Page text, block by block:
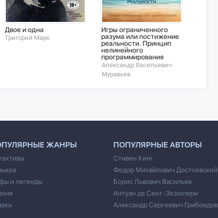
Двое и одна
Григорий Марк
Игры ограниченного
разума или постижение
реальности. Принцип
нелинейного
программирования
Александр Васильевич
Муравьев
ЖАНРЫ
и легенды
ПОПУЛЯРНЫЕ АВТОРЫ
Стивен Кинг
Федор Михайлович Достоевский
Борис Львович Васильев
Антуан де Сент-Экзюпери
Александр Сергеевич Грибоедов